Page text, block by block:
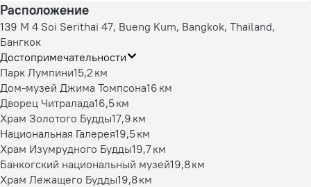
Расположение
139 M 4 Soi Serithai 47, Bueng Kum, Bangkok, Thailand,
Бангкок
Достопримечательности
Парк Лумпини15,2 км
Дом-музей Джима Томпсона16 км
Дворец Читралада16,5 км
Храм Золотого Будды17,9 км
Национальная Галерея19,5 км
Храм Изумрудного Будды19,7 км
Банкогский национальный музей19,8 км
Храм Лежащего Будды19,8 км